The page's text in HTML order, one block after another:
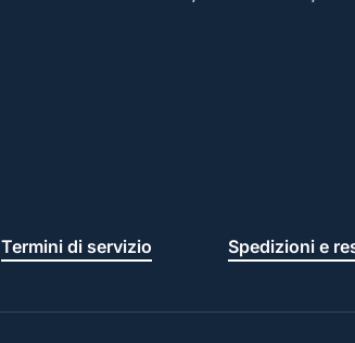
Termini di servizio Spedizioni e